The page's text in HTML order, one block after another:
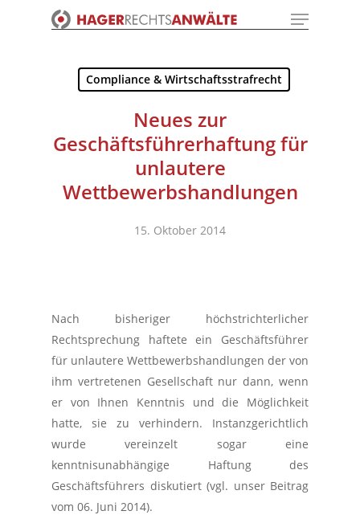
Menu
Compliance & Wirtschaftsstrafrecht
Neues zur
Geschäftsführerhaftung für
unlautere
Wettbewerbshandlungen
15. Oktober 2014
Nach bisheriger höchstrichterlicher
Rechtsprechung haftete ein Geschäftsführer
für unlautere Wettbewerbshandlungen der von
ihm vertretenen Gesellschaft nur dann, wenn
er von Ihnen Kenntnis und die Möglichkeit
hatte, sie zu verhindern. Instanzgerichtlich
wurde vereinzelt sogar eine
kenntnisunabhängige Haftung des
Geschäftsführers diskutiert (vgl. unser Beitrag
vom 06. Juni 2014).